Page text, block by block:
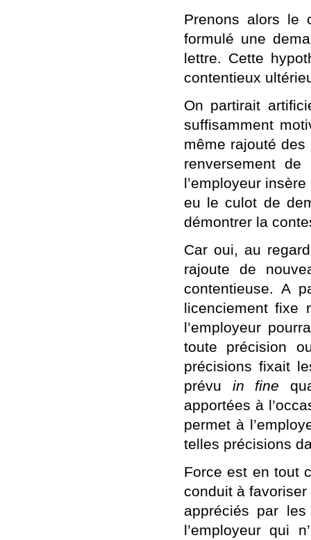
Prenons alors le
formulé une
lettre. Cette
contentieux
On partirait
suffisamment
même rajouté des
renversement
l’employeur
eu le culot de
démontrer la
Car oui, au
rajoute de
contentieuse. A
licenciement fixe
l’employeur
toute précision
précisions fixait
prévu in fine
apportées à
permet à
telles précisions
Force est en tout
conduit à
appréciés par
l’employeur qui